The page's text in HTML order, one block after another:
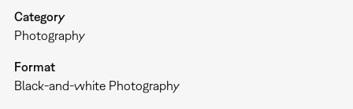
Category
Photography
Format
Black-and-white Photography